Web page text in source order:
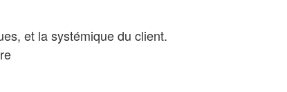
et la systémique du client.